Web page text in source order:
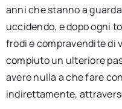
anni che stanno a
uccidendo, e dopo ogni
frodi e compravendite di
compiuto un ulteriore
avere nulla a che fare
indirettamente,